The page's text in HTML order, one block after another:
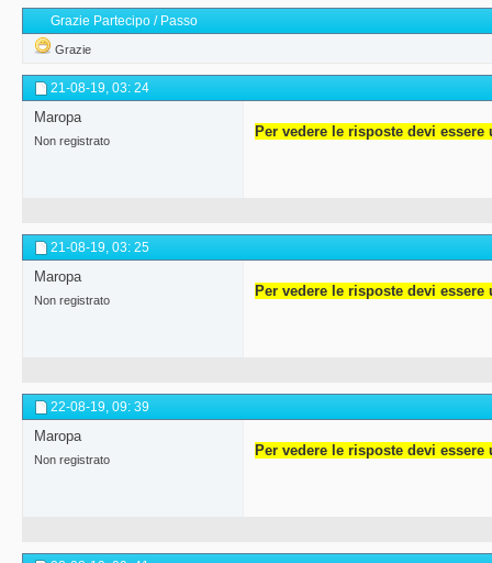
Grazie Partecipo / Passo
Grazie
21-08-19, 03: 24
Maropa
Non registrato
Per vedere le risposte devi
21-08-19, 03: 25
Maropa
Non registrato
Per vedere le risposte devi
22-08-19, 09: 39
Maropa
Non registrato
Per vedere le risposte devi